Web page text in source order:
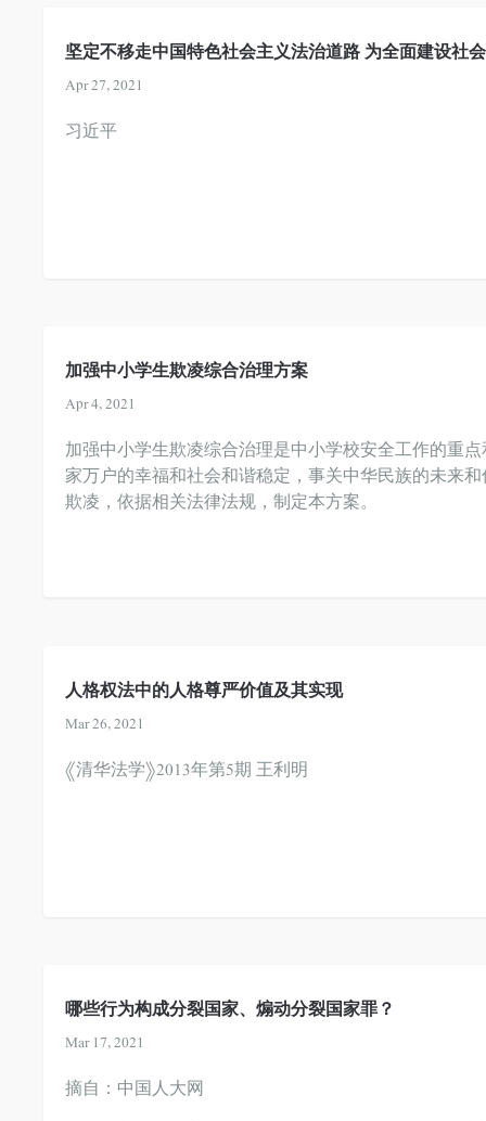
坚定不移走中国特色社会主义法治道路 为全面建设社
Apr 27, 2021
习近平
加强中小学生欺凌综合治理方案
Apr 4, 2021
加强中小学生欺凌综合治理是中小学校安全工作的重
家万户的幸福和社会和谐稳定，事关中华民族的未来
欺凌，依据相关法律法规，制定本方案。
人格权法中的人格尊严价值及其实现
Mar 26, 2021
《清华法学》2013年第5期王利明
哪些行为构成分裂国家、煽动分裂国家罪？
Mar 17, 2021
摘自：中国人大网